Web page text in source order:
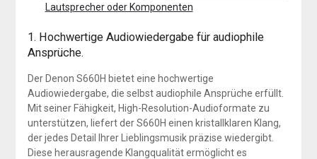
Lautsprecher oder Komponenten
1. Hochwertige Audiowiedergabe für audiophile
Ansprüche.
Der Denon S660H bietet eine hochwertige
Audiowiedergabe, die selbst audiophile Ansprüche erfüllt.
Mit seiner Fähigkeit, High-Resolution-Audioformate zu
unterstützen, liefert der S660H einen kristallklaren Klang,
der jedes Detail Ihrer Lieblingsmusik präzise wiedergibt.
Diese herausragende Klangqualität ermöglicht es